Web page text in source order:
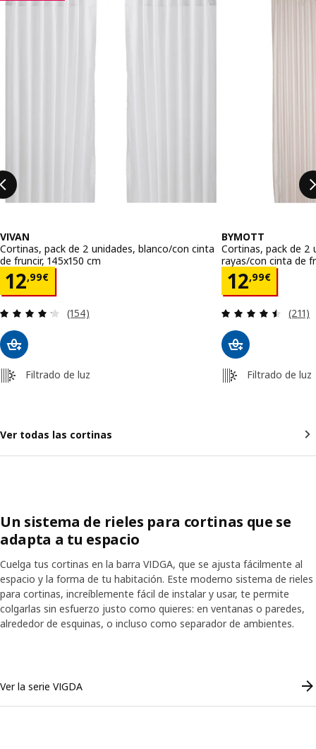
VIVAN
Cortinas, pack de 2 unidades, blanco/con cinta
de fruncir, 145x150 cm
12,99€
Precio 12,99€
Revisa: 4.2 de 5 estrellas. Total opiniones:
(154)
Filtrado de luz
BYMOTT
Cortinas, pack de 2
rayas/con cinta de
12,99€
Precio
(211)
Filtrado de luz
Ver todas las cortinas
Un sistema de rieles para cortinas que se
adapta a tu espacio
Cuelga tus cortinas en la barra VIDGA, que se ajusta fácilmente al
espacio y la forma de tu habitación. Este moderno sistema de rieles
para cortinas, increíblemente fácil de instalar y usar, te permite
colgarlas sin esfuerzo justo como quieres: en ventanas o paredes,
alrededor de esquinas, o incluso como separador de ambientes.
Ver la serie VIGDA